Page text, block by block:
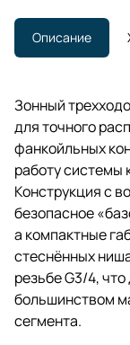
Описание
Зонный
для точного
фанкойльных
работу системы
Конструкция с
безопасное
а компактные
стеснённых
резьбе G3/4,
большинством
сегмента.